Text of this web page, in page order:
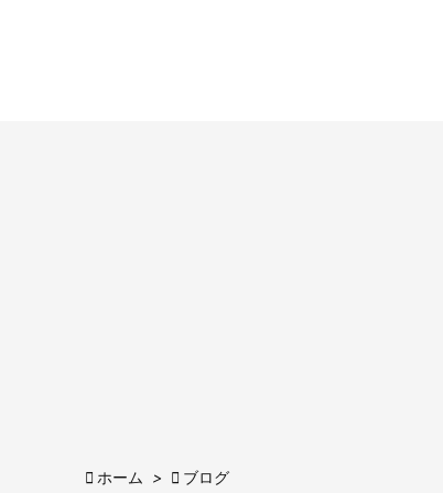
 ホーム >  ブログ